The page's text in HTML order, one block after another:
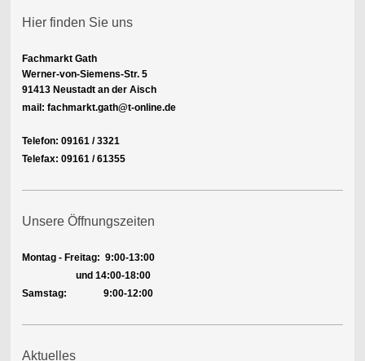
Hier finden Sie uns
Fachmarkt Gath
Werner-von-Siemens-Str. 5
91413 Neustadt an der Aisch
mail: fachmarkt.gath@t-online.de
Telefon: 09161 / 3321
Telefax: 09161 / 61355
Unsere Öffnungszeiten
Montag - Freitag: 9:00-13:00
und 14:00-18:00
Samstag: 9:00-12:00
Aktuelles